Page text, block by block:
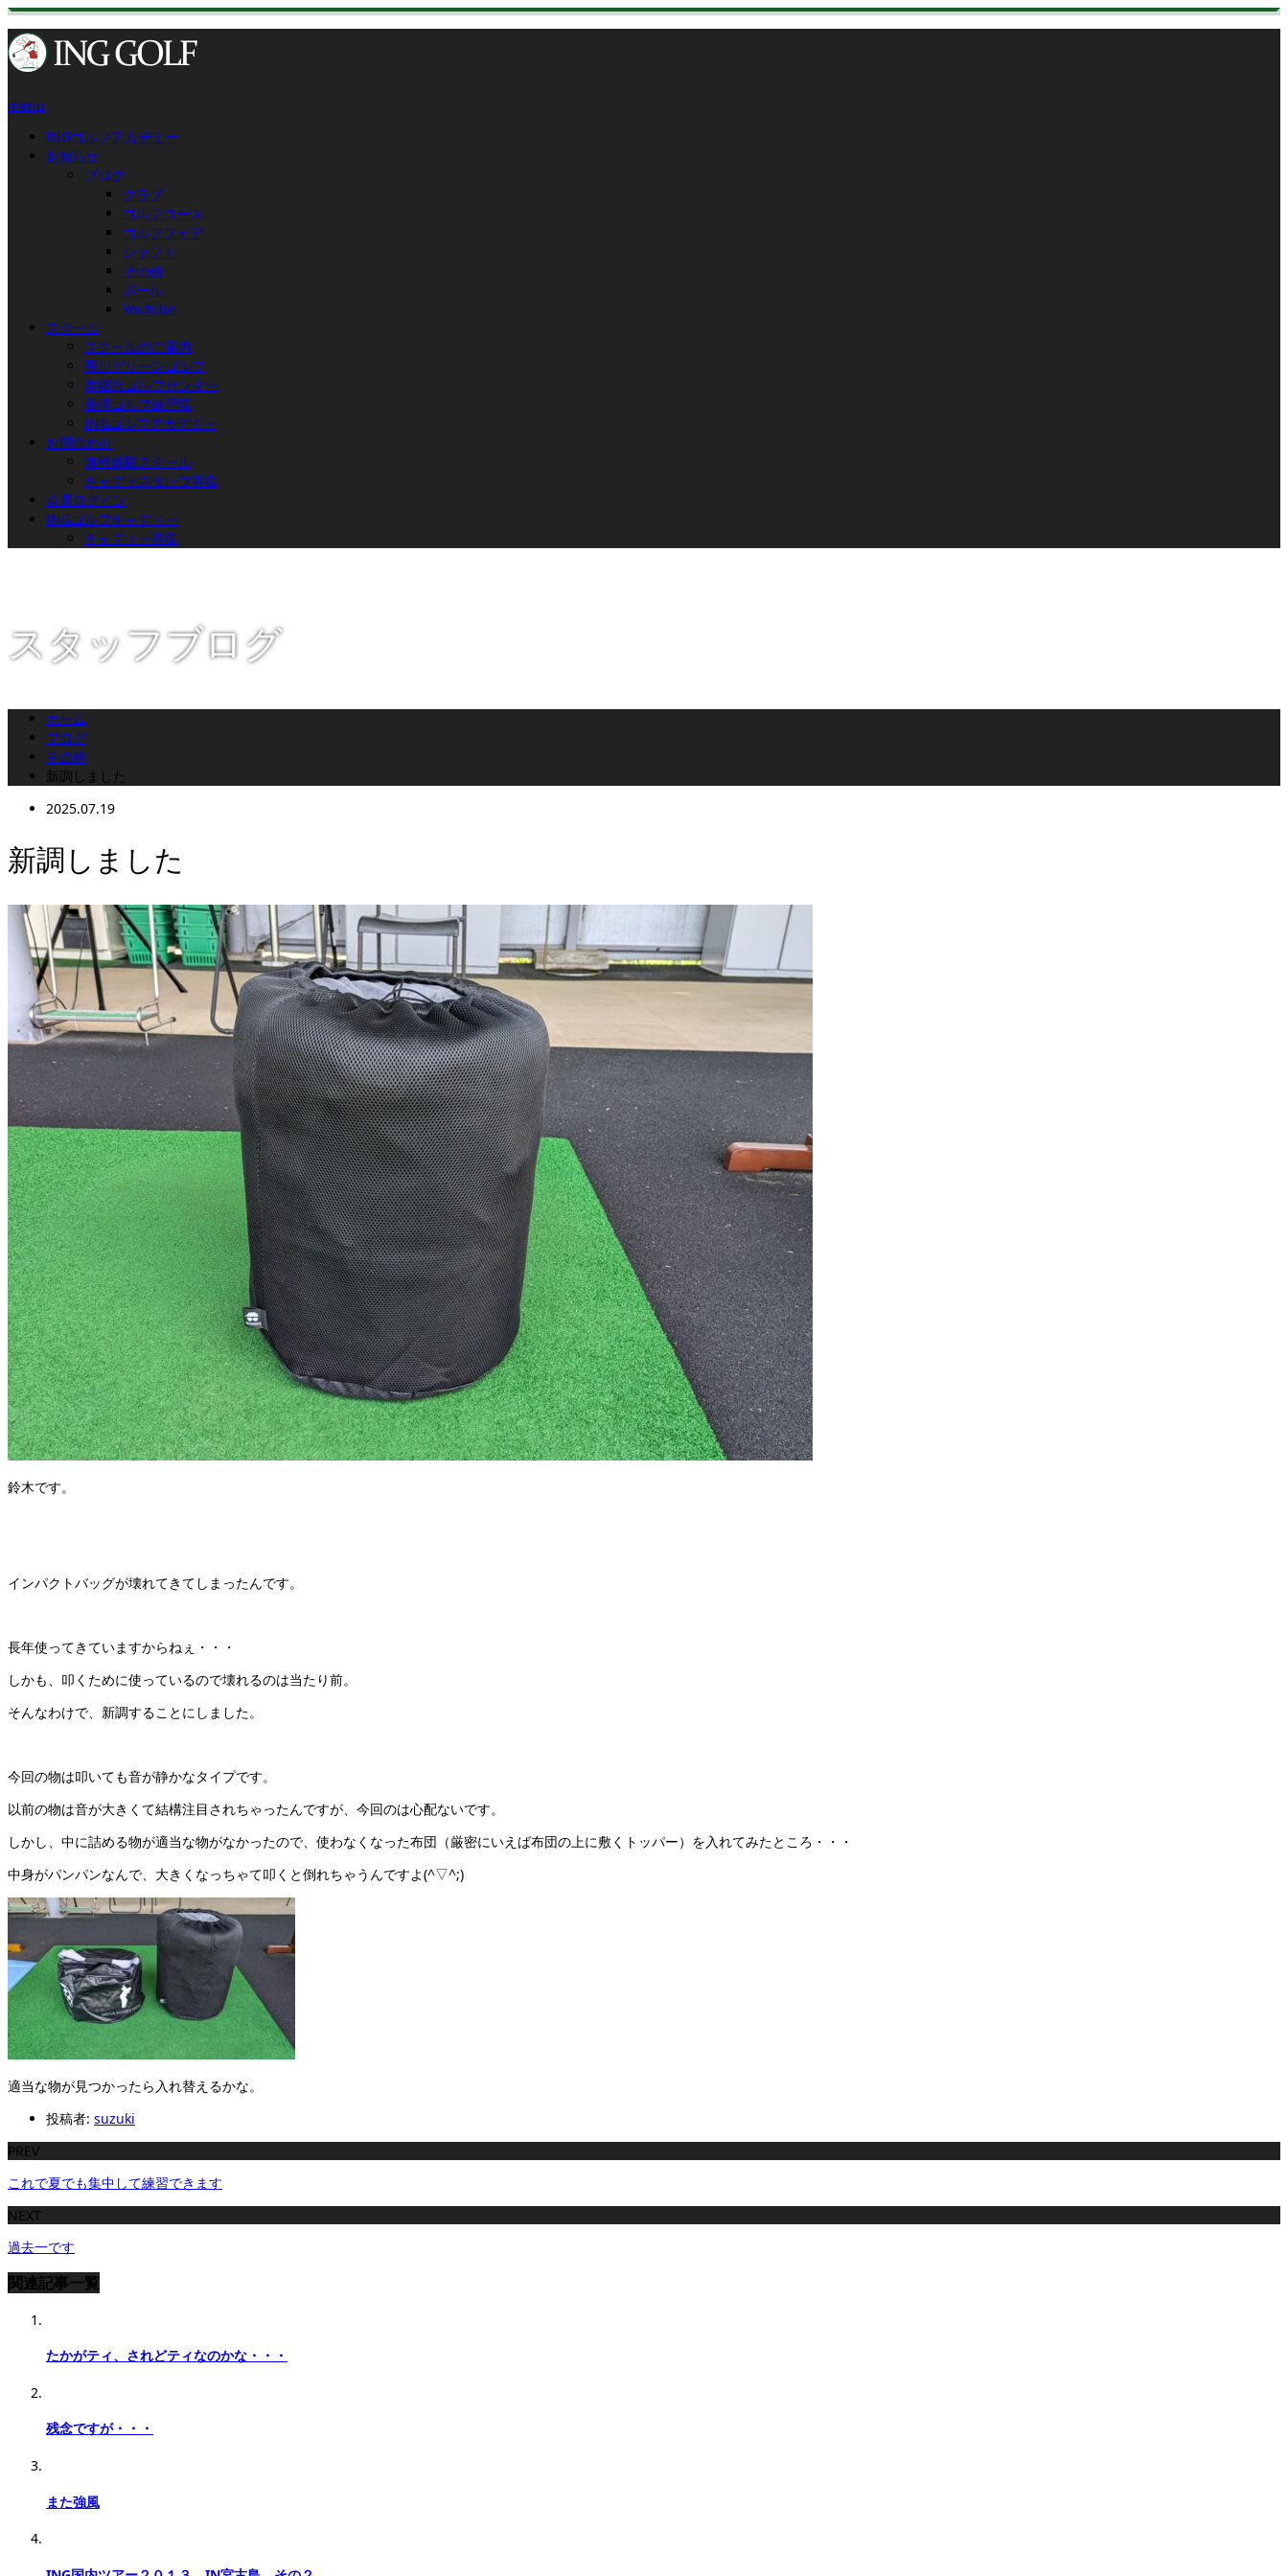
menu
INGゴルフアカデミー
お知らせ
ブログ
クラブ
ゴルフコース
ゴルフフェア
シャフト
その他
ボール
Youtube
スクール
スクールのご案内
香川グリーンゴルフ
本郷台ゴルフセンター
義澤ゴルフ練習場
INGゴルフアカデミー
お問合わせ
無料体験スクール
キャディスタッフ募集
会員ログイン
INGゴルフキャディー
キャディー募集
スタッフブログ
ホーム
ブログ
その他
新調しました
2025.07.19
新調しました
鈴木です。
インパクトバッグが壊れてきてしまったんです。
長年使ってきていますからねぇ・・・
しかも、叩くために使っているので壊れるのは当たり前。
そんなわけで、新調することにしました。
今回の物は叩いても音が静かなタイプです。
以前の物は音が大きくて結構注目されちゃったんですが、今回のは心配ないです。
しかし、中に詰める物が適当な物がなかったので、使わなくなった布団（厳密にいえば布団の上に敷くトッパー）を入れてみたところ・・・
中身がパンパンなんで、大きくなっちゃて叩くと倒れちゃうんですよ(^▽^;)
適当な物が見つかったら入れ替えるかな。
投稿者: suzuki
PREV
これで夏でも集中して練習できます
NEXT
過去一です
関連記事一覧
たかがティ、されどティなのかな・・・
残念ですが・・・
また強風